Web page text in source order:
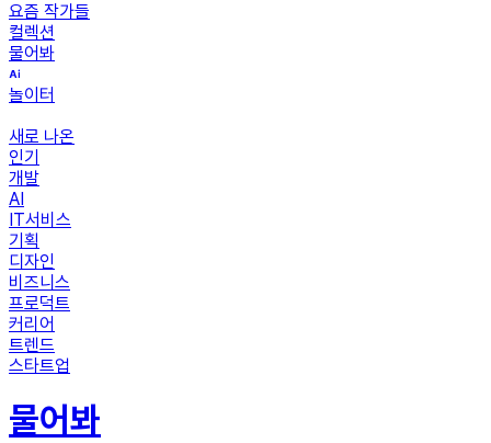
요즘 작가들
컬렉션
물어봐
놀이터
새로 나온
인기
개발
AI
IT서비스
기획
디자인
비즈니스
프로덕트
커리어
트렌드
스타트업
물어봐